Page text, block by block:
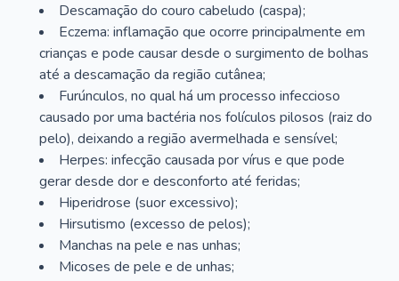
Descamação do couro cabeludo (caspa);
Eczema: inflamação que ocorre principalmente em
crianças e pode causar desde o surgimento de bolhas
até a descamação da região cutânea;
Furúnculos, no qual há um processo infeccioso
causado por uma bactéria nos folículos pilosos (raiz do
pelo), deixando a região avermelhada e sensível;
Herpes: infecção causada por vírus e que pode
gerar desde dor e desconforto até feridas;
Hiperidrose (suor excessivo);
Hirsutismo (excesso de pelos);
Manchas na pele e nas unhas;
Micoses de pele e de unhas;